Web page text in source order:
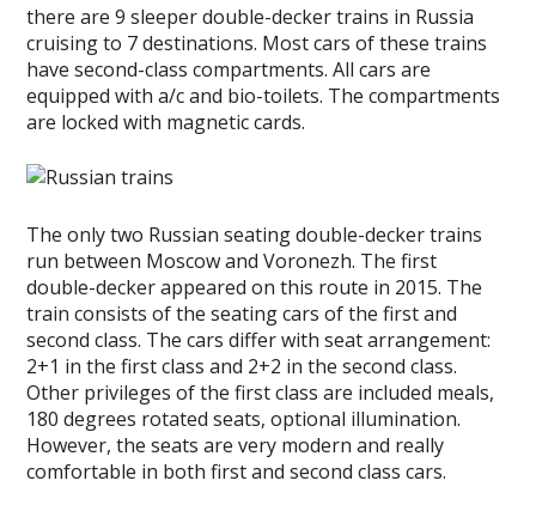
there are 9 sleeper double-decker trains in Russia
cruising to 7 destinations. Most cars of these trains
have second-class compartments. All cars are
equipped with a/c and bio-toilets. The compartments
are locked with magnetic cards.
The only two Russian seating double-decker trains
run between Moscow and Voronezh. The first
double-decker appeared on this route in 2015. The
train consists of the seating cars of the first and
second class. The cars differ with seat arrangement:
2+1 in the first class and 2+2 in the second class.
Other privileges of the first class are included meals,
180 degrees rotated seats, optional illumination.
However, the seats are very modern and really
comfortable in both first and second class cars.